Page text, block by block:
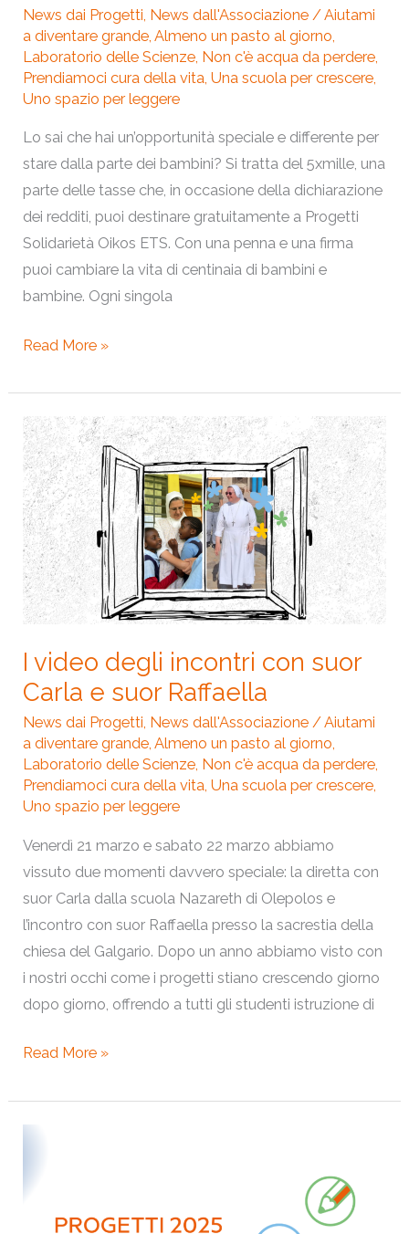
News dai Progetti News dall'Associazione /Aiutami
a diventare grande ,Almeno un pasto al giorno
Laboratorio delle Scienze Non c'è acqua da perdere
Prendiamoci cura della vita ,Una scuola per crescere
Uno spazio per leggere
Lo sai che hai un’opportunità speciale e differente per
stare dalla parte dei bambini? Si tratta del 5xmille, una
parte delle tasse che, in occasione della dichiarazione
dei redditi, puoi destinare gratuitamente a Progetti
Solidarietà Oikos ETS. Con una penna e una firma
puoi cambiare la vita di centinaia di bambini e
bambine. Ogni singola
Read More »
I video degli incontri con suor
Carla e suor Raffaella
News dai Progetti, News dall'Associazione /Aiutami
a diventare grande,Almeno un pasto al giorno,
Laboratorio delle Scienze, Non c'è acqua da perdere,
Prendiamoci cura della vita,Una scuola per crescere,
Uno spazio per leggere
Venerdì 21 marzo e sabato 22 marzo abbiamo
vissuto due momenti davvero speciale: la diretta con
suor Carla dalla scuola Nazareth di Olepolos e
l’incontro con suor Raffaella presso la sacrestia della
chiesa del Galgario. Dopo un anno abbiamo visto con
i nostri occhi come i progetti stiano crescendo giorno
dopo giorno, offrendo a tutti gli studenti istruzione di
I
video
degli
incontri
con
suor
Carla
e
Raffaella
Read More »
cambieremo